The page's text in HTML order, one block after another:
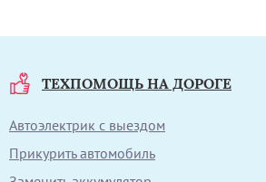
ТЕХПОМОЩЬ НА ДОРОГЕ
Автоэлектрик с выездом
Прикурить автомобиль